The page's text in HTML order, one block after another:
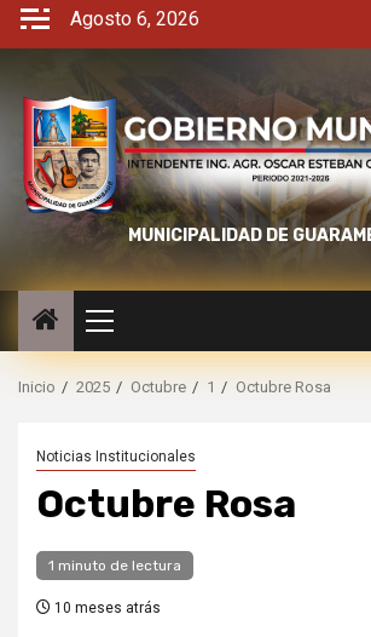
Agosto 6, 2026
MUNICIPALIDAD DE
Inicio 2025 Octubre 1 Octubre Rosa
Noticias Institucionales
Octubre Rosa
1 minuto de lectura
10 meses atrás